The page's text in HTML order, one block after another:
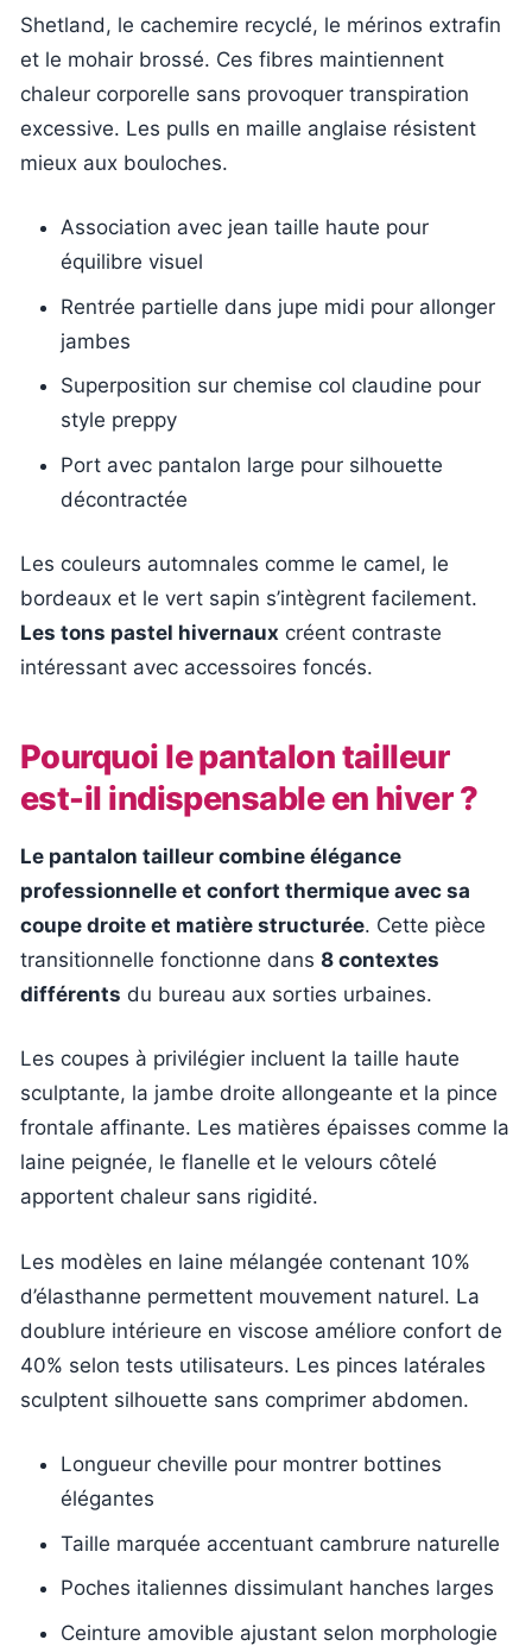
Shetland, le cachemire recyclé, le mérinos extrafin
et le mohair brossé. Ces fibres maintiennent
chaleur corporelle sans provoquer transpiration
excessive. Les pulls en maille anglaise résistent
mieux aux bouloches.
Association avec jean taille haute pour
équilibre visuel
Rentrée partielle dans jupe midi pour allonger
jambes
Superposition sur chemise col claudine pour
style preppy
Port avec pantalon large pour silhouette
décontractée
Les couleurs automnales comme le camel, le
bordeaux et le vert sapin s’intègrent facilement.
Les tons pastel hivernaux créent contraste
intéressant avec accessoires foncés.
Pourquoi le pantalon tailleur
est-il indispensable en hiver ?
Le pantalon tailleur combine élégance
professionnelle et confort thermique avec sa
coupe droite et matière structurée. Cette pièce
transitionnelle fonctionne dans 8 contextes
différents du bureau aux sorties urbaines.
Les coupes à privilégier incluent la taille haute
sculptante, la jambe droite allongeante et la pince
frontale affinante. Les matières épaisses comme la
laine peignée, le flanelle et le velours côtelé
apportent chaleur sans rigidité.
Les modèles en laine mélangée contenant 10%
d’élasthanne permettent mouvement naturel. La
doublure intérieure en viscose améliore confort de
40% selon tests utilisateurs. Les pinces latérales
sculptent silhouette sans comprimer abdomen.
Longueur cheville pour montrer bottines
élégantes
Taille marquée accentuant cambrure naturelle
Poches italiennes dissimulant hanches larges
Ceinture amovible ajustant selon morphologie